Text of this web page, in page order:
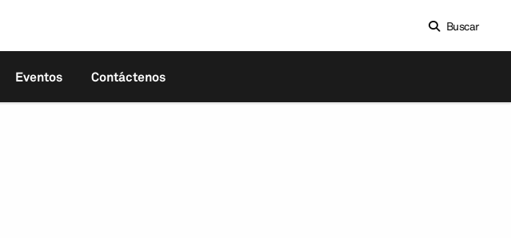
Buscar
Eventos Contáctenos